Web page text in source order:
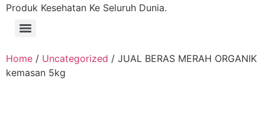
Produk Kesehatan Ke Seluruh Dunia.
Home / Uncategorized / JUAL BERAS MERAH ORGANIK
kemasan 5kg